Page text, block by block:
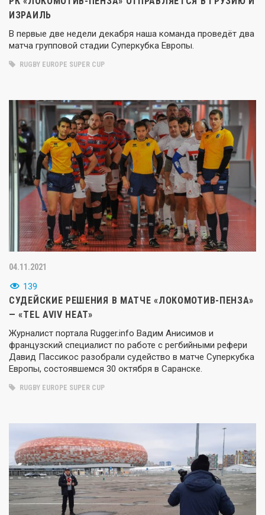
ИЗРАИЛЬ
В первые две недели декабря наша команда проведёт два
матча групповой стадии Суперкубка Европы.
RUGBY EUROPE SUPER CUP
04.11.2021
139
СУДЕЙСКИЕ РЕШЕНИЯ В МАТЧЕ «ЛОКОМОТИВ-ПЕНЗА»
— «TEL AVIV HEAT»
Журналист портала Rugger.info Вадим Анисимов и
французский специалист по работе с регбийными рефери
Давид Пассикос разобрали судейство в матче Суперкубка
Европы, состоявшемся 30 октября в Саранске.
RUGBY EUROPE SUPER CUP